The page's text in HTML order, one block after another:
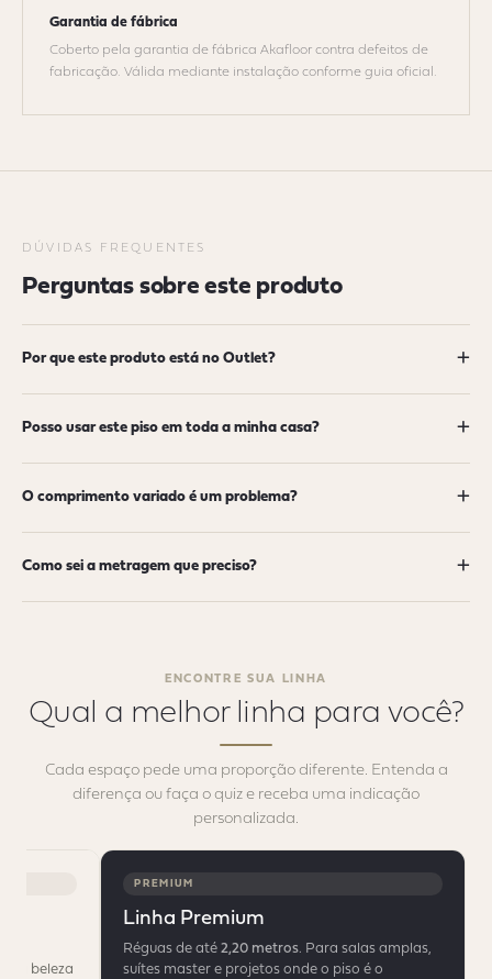
Garantia de fábrica
Coberto pela garantia de fábrica Akafloor contra defeitos de
fabricação. Válida mediante instalação conforme guia oficial.
DÚVIDAS FREQUENTES
Perguntas sobre este produto
Por que este produto está no Outlet? +
Posso usar este piso em toda a minha casa? +
O comprimento variado é um problema? +
Como sei a metragem que preciso? +
ENCONTRE SUA LINHA
Qual a melhor linha para você?
Cada espaço pede uma proporção diferente. Entenda a
diferença ou faça o quiz e receba uma indicação
personalizada.
a beleza
PREMIUM
Linha Premium
Réguas de até2,20 metros. Para salas amplas,
suítes master e projetos onde o piso é o